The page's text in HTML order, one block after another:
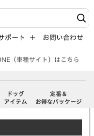
ド入力
ポート お問い合わせ
（車種サイト）はこちら
ドッグ
アイテム
定番＆
お得なパッケージ